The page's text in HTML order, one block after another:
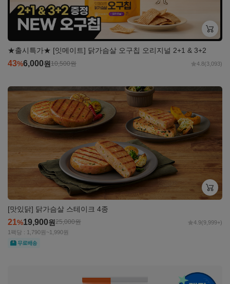
★출시특가★ [잇메이트] 닭가슴살 오구칩 오리지널 2+1 & 3+2
43%6,000원10,500원 4.8(3,093)
[맛있닭] 닭가슴살 스테이크 4종
21%19,900원 25,000원 4.9(9,999+)
1팩당 : 1,790원~1,990원
무료
자세히